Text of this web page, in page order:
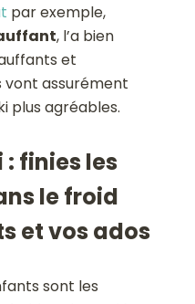
par exemple,
, l’a bien
et
assurément
plus agréables.
: finies les
le froid
et vos ados
sont les